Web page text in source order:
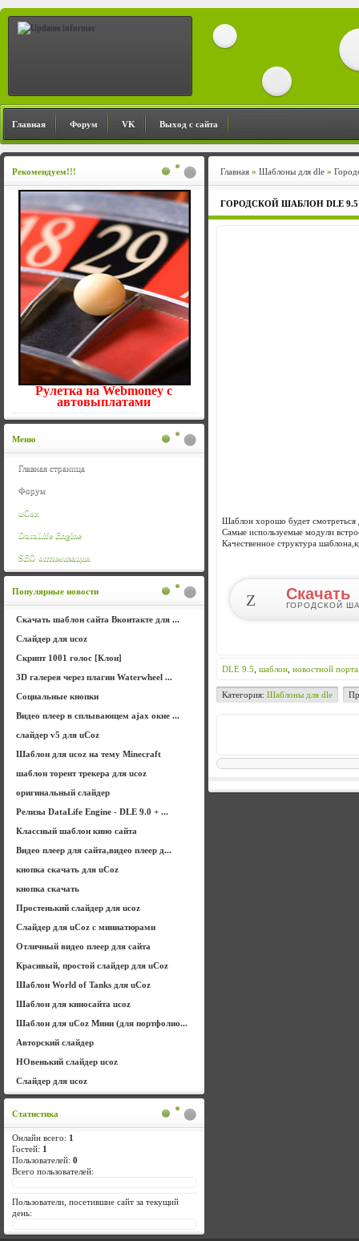
Главная Форум VK Выход с сайта
Главная » Шаблоны для dle »
ГОРОДСКОЙ ШАБЛОН DLE 9.5
Шаблон хорошо будет смотреться
Самые используемые модули
Качественное структура
Z Скачать
ГОРОДСКОЙ
DLE 9.5 шаблон новостной
Категория: Шаблоны для dle
Рекомендуем!!!
Рулетка на Webmoney с
автовыплатами
Меню
Главная страница
Форум
uCoz
DataLife Engine
SEO оптимизация
Популярные новости
Скачать шаблон сайта Вконтакте для ...
Слайдер для ucoz
Скрипт 1001 голос [Клон]
3D галерея через плагин Waterwheel ...
Социальные кнопки
Видео плеер в сплывающем ajax окне ...
слайдер v5 для uCoz
Шаблон для ucoz на тему Minecraft
шаблон торент трекера для ucoz
оригинальный слайдер
Релизы DataLife Engine - DLE 9.0 + ...
Классный шаблон кино сайта
Видео плеер для сайта,видео плеер д...
кнопка скачать для uCoz
кнопка скачать
Простенький слайдер для ucoz
Слайдер для uCoz с миниатюрами
Отличный видео плеер для сайта
Красивый, простой слайдер для uCoz
Шаблон World of Tanks для uCoz
Шаблон для киносайта ucoz
Шаблон для uCoz Мини (для портфолио...
Авторский слайдер
НОвенький слайдер ucoz
Слайдер для ucoz
Статистика
Онлайн всего: 1
Гостей: 1
Пользователей: 0
Всего пользователей:
Пользователи, посетившие сайт за текущий
день: